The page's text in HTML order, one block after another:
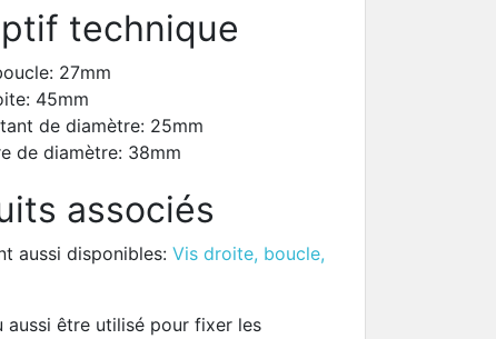
technique
27mm
45mm
de diamètre: 25mm
de diamètre: 38mm
associés
aussi disponibles: Vis droite, boucle,
aussi être utilisé pour fixer les